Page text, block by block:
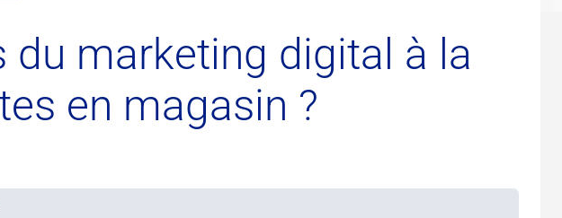
du marketing digital à la
en magasin ?